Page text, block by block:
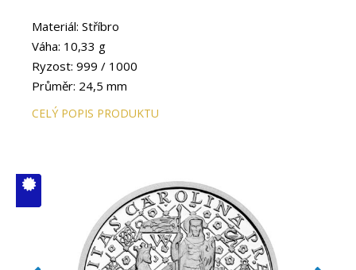
Materiál: Stříbro
Váha: 10,33 g
Ryzost: 999 / 1000
Průměr: 24,5 mm
CELÝ POPIS PRODUKTU
V ČM zcela